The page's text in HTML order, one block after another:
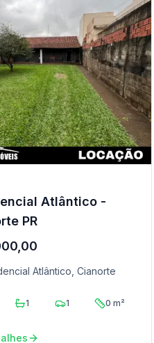
Atlântico -
PR
Atlântico, Cianorte
1 1 0 m²